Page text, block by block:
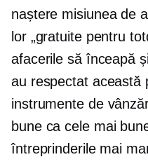
naștere misiunea de
lor „gratuite pentru
afacerile să înceapă
au respectat această
instrumente de
bune ca cele mai
întreprinderile mai